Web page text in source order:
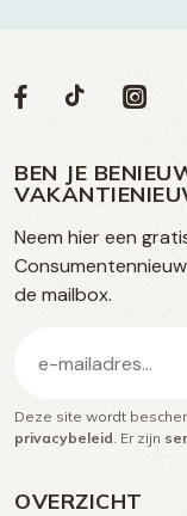
OVERZICHT
Volg
op
social
media
Social
Volg
op
Facebook
Volg
op
TikTok
Volg
op
BEN JE
Neem hier een
de mailbox.
mailadres
(Vereist)
Deze site wordt
privacybeleid . Er zijn